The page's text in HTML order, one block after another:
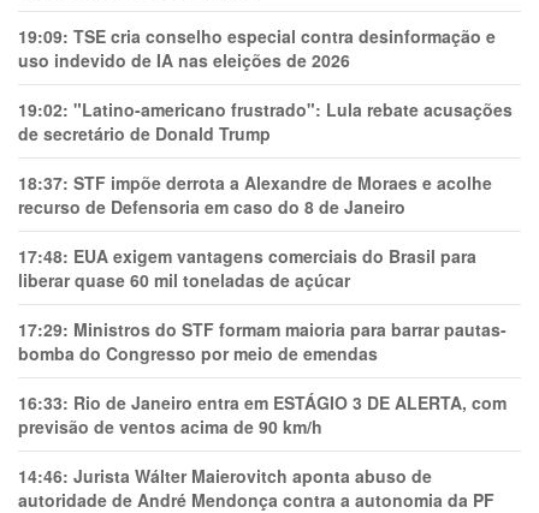
19:09: TSE cria conselho especial contra desinformação e
uso indevido de IA nas eleições de 2026
19:02: "Latino-americano frustrado": Lula rebate acusações
de secretário de Donald Trump
18:37: STF impõe derrota a Alexandre de Moraes e acolhe
recurso de Defensoria em caso do 8 de Janeiro
17:48: EUA exigem vantagens comerciais do Brasil para
liberar quase 60 mil toneladas de açúcar
17:29: Ministros do STF formam maioria para barrar pautas-
bomba do Congresso por meio de emendas
16:33: Rio de Janeiro entra em ESTÁGIO 3 DE ALERTA, com
previsão de ventos acima de 90 km/h
14:46: Jurista Wálter Maierovitch aponta abuso de
autoridade de André Mendonça contra a autonomia da PF